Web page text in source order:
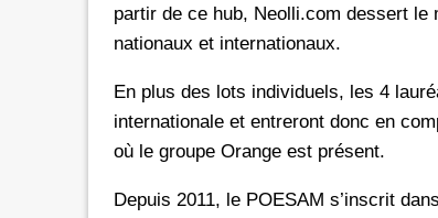
partir de ce hub, Neolli.com dessert le
nationaux et internationaux.
En plus des lots individuels, les 4
internationale et entreront donc en
où le groupe Orange est présent.
Depuis 2011, le POESAM s’inscrit